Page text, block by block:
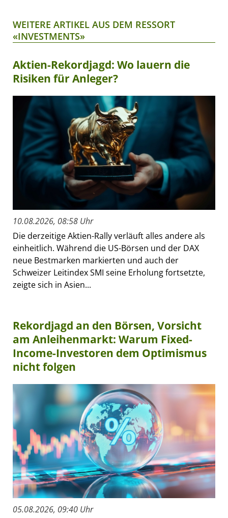
WEITERE ARTIKEL AUS DEM RESSORT
«INVESTMENTS»
Aktien-Rekordjagd: Wo lauern die
Risiken für Anleger?
10.08.2026, 08:58 Uhr
Die derzeitige Aktien-Rally verläuft alles andere als
einheitlich. Während die US-Börsen und der DAX
neue Bestmarken markierten und auch der
Schweizer Leitindex SMI seine Erholung fortsetzte,
zeigte sich in Asien...
Rekordjagd an den Börsen, Vorsicht
am Anleihenmarkt: Warum Fixed-
Income-Investoren dem Optimismus
nicht folgen
05.08.2026, 09:40 Uhr